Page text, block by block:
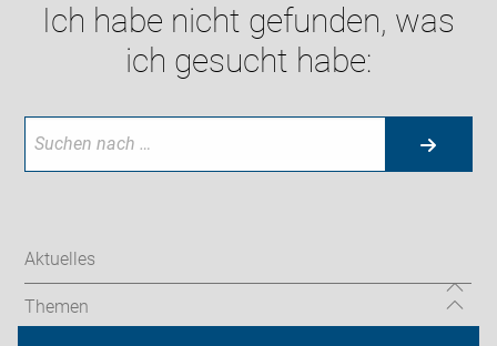
Ich habe nicht gefunden, was
ich gesucht habe:
Aktuelles
Themen